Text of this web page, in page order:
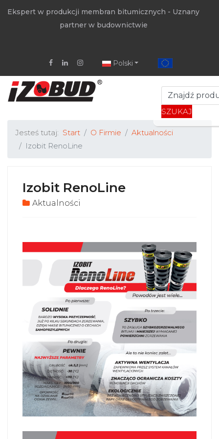
Ekspert w produkcji membran bitumicznych - Uznany
partner w budownictwie
Polski
Jesteś tutaj: Start O Firmie
Aktualności
Izobit RenoLine
Izobit RenoLine
Aktualności
SZUKAJ